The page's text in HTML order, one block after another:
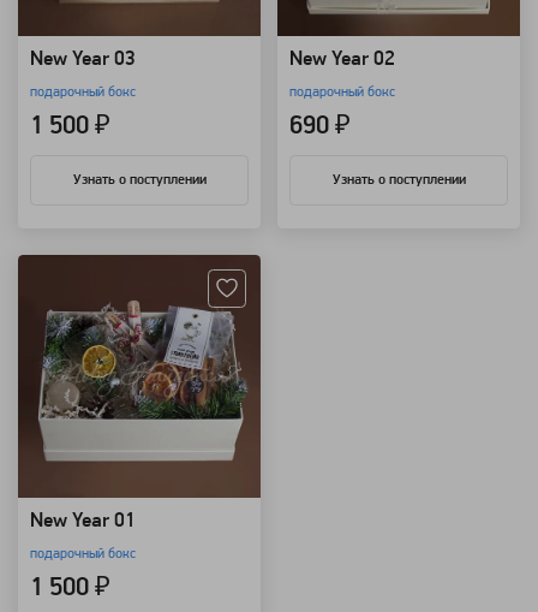
New Year 03
подарочный бокс
1 500 ₽
Узнать о поступлении
New Year 02
подарочный бокс
690 ₽
Узнать о поступлении
New Year 01
подарочный бокс
1 500 ₽